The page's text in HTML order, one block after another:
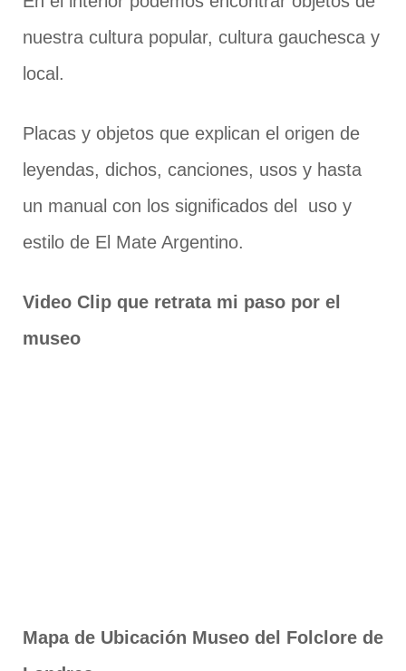
nuestra cultura popular, cultura gauchesca y
local.
Placas y objetos que explican el origen de
leyendas, dichos, canciones, usos y hasta
un manual con los significados del uso y
estilo de El Mate Argentino.
Video Clip que retrata mi paso por el
museo
Mapa de Ubicación Museo del Folclore de